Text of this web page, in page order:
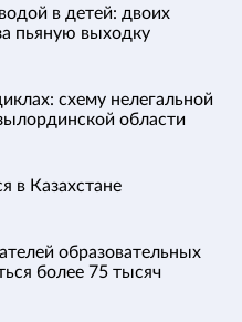
в детей: двоих
пьяную выходку
схему нелегальной
области
в Казахстане
образовательных
более 75 тысяч